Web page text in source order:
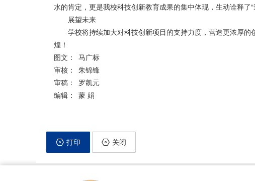
水的肯定，更是我校科技创新教育成果的集中体现，生动诠释了“
展望未来
学校将持续加大对科技创新项目的支持力度，营造更浓厚
煌！
图文： 马广标
审核： 朱锦锋
审稿： 罗凯元
编辑： 蒙 娟
打印 关闭